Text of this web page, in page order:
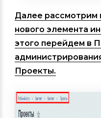
Далее рассмотрим
нового элемента
этого перейдем в
Проекты.